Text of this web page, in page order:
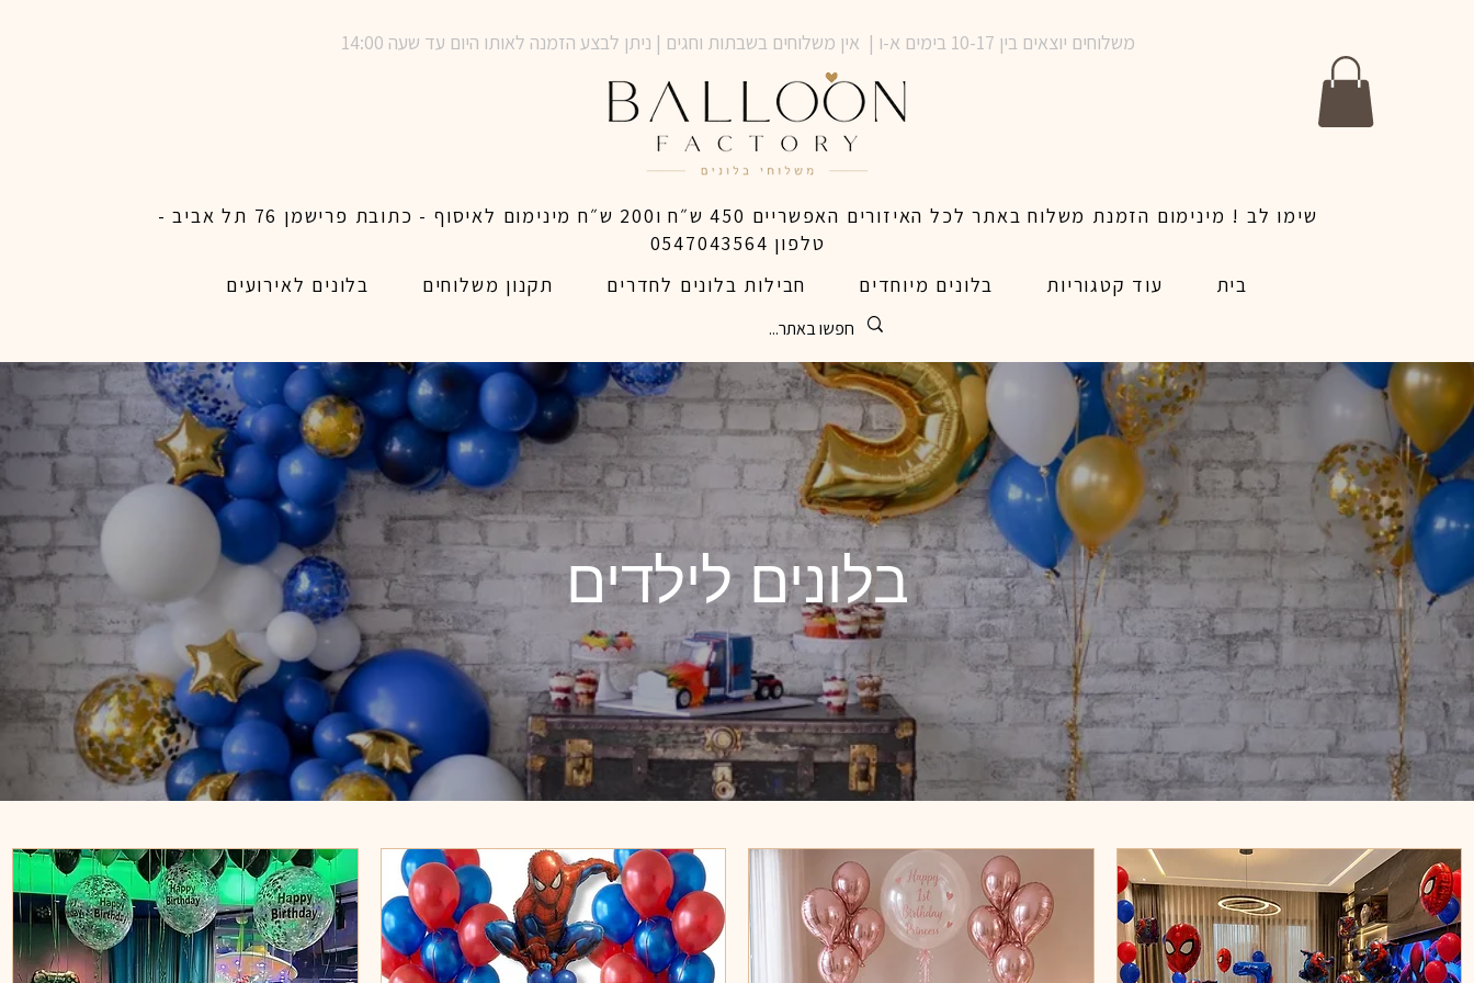
משלוחים יוצאים בין 10-17 בימים א-ו | אין משלוחים בשבתות וחגים | ניתן לבצע הזמנה לאותו היום עד שעה 14:00
שימו לב ! מינימום הזמנת משלוח באתר לכל האיזורים האפשריים 450 ש״ח ו200 ש״ח מינימום לאיסוף - כתובת פרישמן 76 תל אביב -
טלפון 0547043564
בית
עוד קטגוריות בלונים מיוחדים חבילות בלונים לחדרים תקנון משלוחים בלונים לאירועים
בלונים לילדים